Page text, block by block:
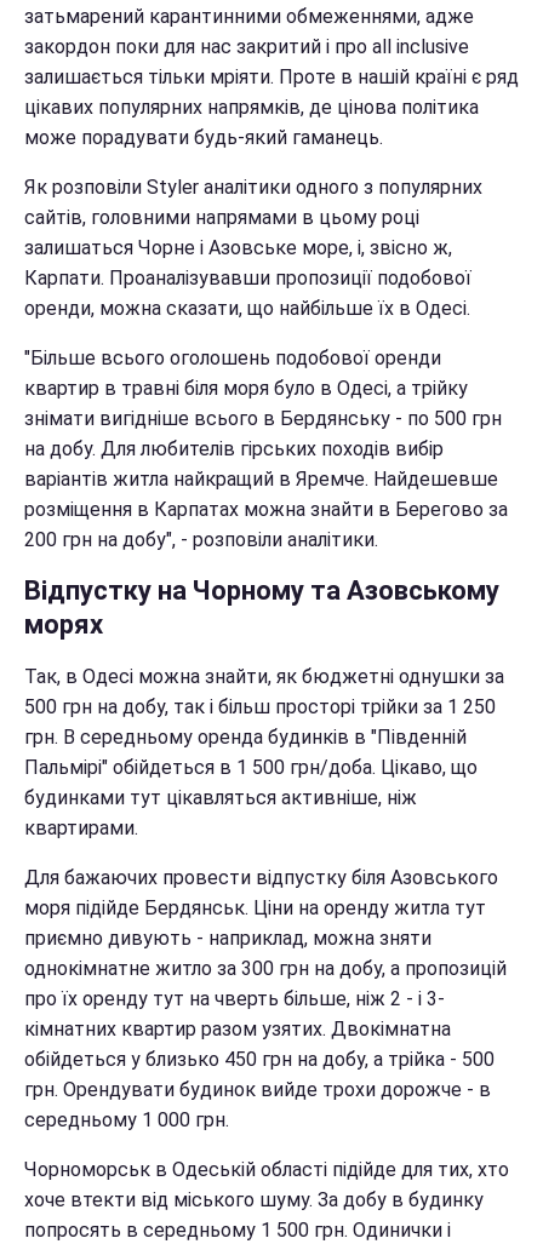
затьмарений карантинними обмеженнями, адже
закордон поки для нас закритий і про all inclusive
залишається тільки мріяти. Проте в нашій країні є ряд
цікавих популярних напрямків, де цінова політика
може порадувати будь-який гаманець.
Як розповіли Styler аналітики одного з популярних
сайтів, головними напрямами в цьому році
залишаться Чорне і Азовське море, і, звісно ж,
Карпати. Проаналізувавши пропозиції подобової
оренди, можна сказати, що найбільше їх в Одесі.
"Більше всього оголошень подобової оренди
квартир в травні біля моря було в Одесі, а трійку
знімати вигідніше всього в Бердянську - по 500 грн
на добу. Для любителів гірських походів вибір
варіантів житла найкращий в Яремче. Найдешевше
розміщення в Карпатах можна знайти в Берегово за
200 грн на добу", - розповіли аналітики.
Відпустку на Чорному та Азовському
морях
Так, в Одесі можна знайти, як бюджетні однушки за
500 грн на добу, так і більш просторі трійки за 1 250
грн. В середньому оренда будинків в "Південній
Пальмірі" обійдеться в 1 500 грн/доба. Цікаво, що
будинками тут цікавляться активніше, ніж
квартирами.
Для бажаючих провести відпустку біля Азовського
моря підійде Бердянськ. Ціни на оренду житла тут
приємно дивують - наприклад, можна зняти
однокімнатне житло за 300 грн на добу, а пропозицій
про їх оренду тут на чверть більше, ніж 2 - і 3-
кімнатних квартир разом узятих. Двокімнатна
обійдеться у близько 450 грн на добу, а трійка - 500
грн. Орендувати будинок вийде трохи дорожче - в
середньому 1 000 грн.
Чорноморськ в Одеській області підійде для тих, хто
хоче втекти від міського шуму. За добу в будинку
попросять в середньому 1 500 грн. Одинички і